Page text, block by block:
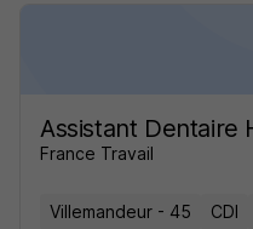
Assistant Dentaire
France Travail
Villemandeur - 45 CDI